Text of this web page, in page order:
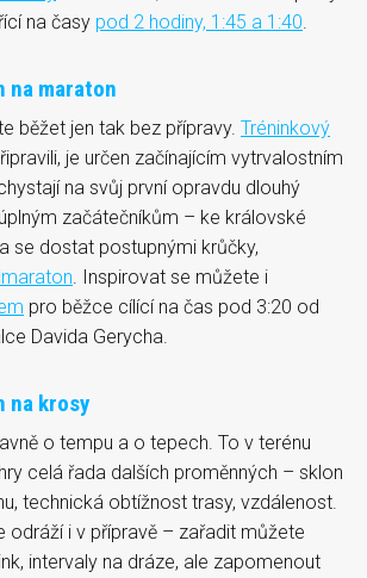
na časy pod 2 hodiny, 1:45 a 1:40
na maraton
běžet jen tak bez přípravy. Tréninkový
je určen začínajícím vytrvalostním
na svůj první opravdu dlouhý
začátečníkům – ke královské
se dostat postupnými krůčky,
. Inspirovat se můžete i
pro běžce cílící na čas pod 3:20 od
Davida Gerycha.
na krosy
o tempu a o tepech. To v terénu
celá řada dalších proměnných – sklon
technická obtížnost trasy, vzdálenost.
odráží i v přípravě – zařadit můžete
intervaly na dráze, ale zapomenout